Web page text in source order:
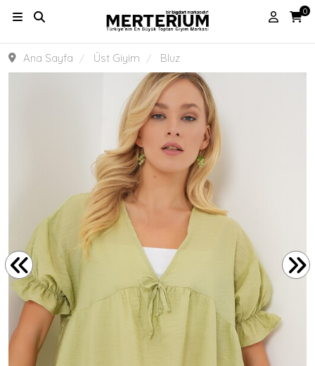
0
Ana Sayfa Üst Giyim Bluz